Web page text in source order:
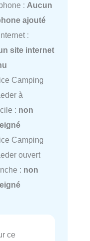
: Aucun
ajouté
:
site internet
Camping
à
: non
Camping
ouvert
: non
ce